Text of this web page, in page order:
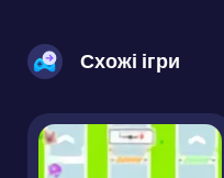
Схожі ігри